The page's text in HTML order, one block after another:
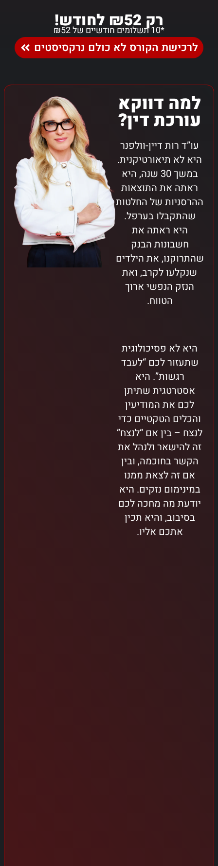
רק ₪52 לחודש!*10 תשלומים חודשיים של ₪52
לרכישת הקורס לא כולם נרקסיסטים
למה דווקא
עורכת דין?
עו”ד רות דיין-וולפנר
היא לא תיאורטיקנית.
במשך 30 שנה, היא
ראתה את התוצאות
ההרסניות של החלטות
שהתקבלו בערפל.
היא ראתה את
חשבונות הבנק
שהתרוקנו, את הילדים
שנקלעו לקרב, ואת
הנזק הנפשי ארוך
הטווח.
היא לא פסיכולוגית
שתעזור לכם “לעבד
רגשות”. היא
אסטרטגית שתיתן
לכם את המודיעין
והכלים הטקטיים כדי
לנצח – בין אם “לנצח”
זה להישאר ולנהל את
הקשר בחוכמה, ובין
אם זה לצאת ממנו
במינימום נזקים. היא
יודעת מה מחכה לכם
בסיבוב, והיא תכין
אתכם אליו.